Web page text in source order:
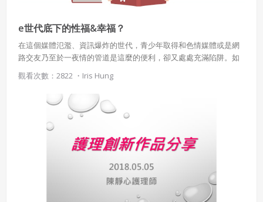
e世代底下的性福&幸福？
在這個媒體氾濫、資訊爆炸的世代，青少年取得和色情媒體或是網
路交友乃至於一夜情的管道是這麼的便利，卻又處處充滿陷阱。如
何在這樣的世代中，抵擋對『性』的誘惑和試探，對健康資訊具備
批判性的思考；是青少年當務之急要學習的健康課題。
觀看次數：2822 ・ Iris Hung